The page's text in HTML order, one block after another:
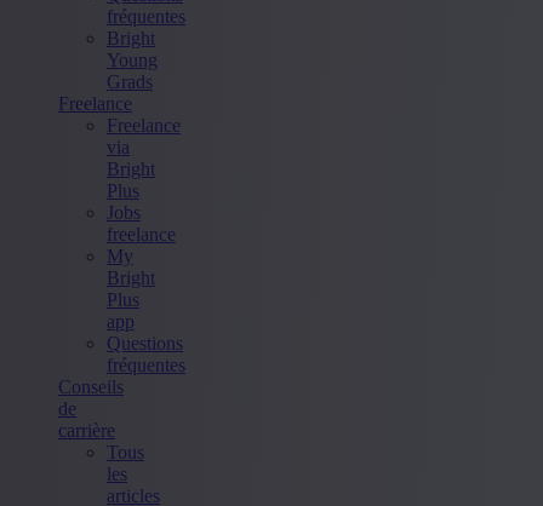
fréquentes
Bright
Young
Grads
Freelance
Freelance
via
Bright
Plus
Jobs
freelance
My
Bright
Plus
app
Questions
fréquentes
Conseils
de
carrière
Tous
les
articles